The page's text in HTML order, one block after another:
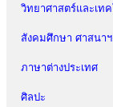
วิทยาศาสตร์และเท
สังคมศึกษา ศาสนาฯ
ภาษาต่างประเทศ
ศิลปะ